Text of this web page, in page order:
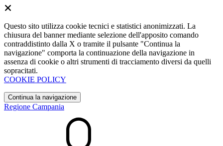
Questo sito utilizza cookie tecnici e statistici anonimizzati. La
chiusura del banner mediante selezione dell'apposito comando
contraddistinto dalla X o tramite il pulsante "Continua la
navigazione" comporta la continuazione della navigazione in
assenza di cookie o altri strumenti di tracciamento diversi da quelli
sopracitati.
COOKIE POLICY
Continua la navigazione
Regione Campania